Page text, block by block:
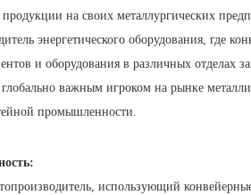
на своих металлургических
энергетического оборудования, где
и оборудования в различных отделах
важным игроком на рынке
промышленности.
использующий